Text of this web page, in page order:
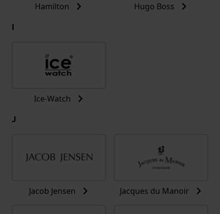
Hamilton Hugo Boss
I
Ice-Watch
J
Jacob Jensen Jacques du Manoir